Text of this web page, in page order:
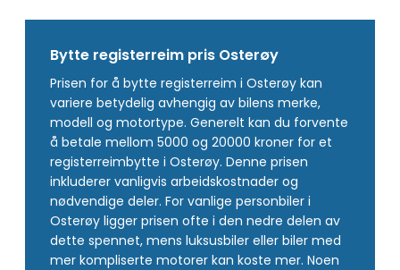
Bytte registerreim pris Osterøy
Prisen for å bytte registerreim i Osterøy kan
variere betydelig avhengig av bilens merke,
modell og motortype. Generelt kan du forvente
å betale mellom 5000 og 20000 kroner for et
registerreimbytte i Osterøy. Denne prisen
inkluderer vanligvis arbeidskostnader og
nødvendige deler. For vanlige personbiler i
Osterøy ligger prisen ofte i den nedre delen av
dette spennet, mens luksusbiler eller biler med
mer kompliserte motorer kan koste mer. Noen